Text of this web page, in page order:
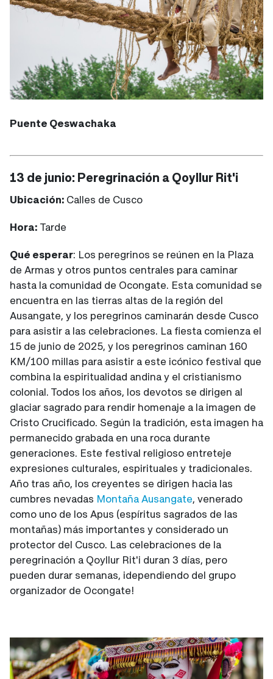
Puente Qeswachaka
13 de junio: Peregrinación a Qoyllur Rit'i
Ubicación: Calles de Cusco
Hora: Tarde
Qué esperar: Los peregrinos se reúnen en la Plaza
de Armas y otros puntos centrales para caminar
hasta la comunidad de Ocongate. Esta comunidad se
encuentra en las tierras altas de la región del
Ausangate, y los peregrinos caminarán desde Cusco
para asistir a las celebraciones. La fiesta comienza el
15 de junio de 2025, y los peregrinos caminan 160
KM/100 millas para asistir a este icónico festival que
combina la espiritualidad andina y el cristianismo
colonial. Todos los años, los devotos se dirigen al
glaciar sagrado para rendir homenaje a la imagen de
Cristo Crucificado. Según la tradición, esta imagen ha
permanecido grabada en una roca durante
generaciones. Este festival religioso entreteje
expresiones culturales, espirituales y tradicionales.
Año tras año, los creyentes se dirigen hacia las
cumbres nevadas Montaña Ausangate, venerado
como uno de los Apus (espíritus sagrados de las
montañas) más importantes y considerado un
protector del Cusco. Las celebraciones de la
peregrinación a Qoyllur Rit'i duran 3 días, pero
pueden durar semanas, ¡dependiendo del grupo
organizador de Ocongate!